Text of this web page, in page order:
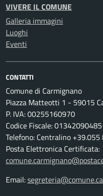
VIVERE IL COMUNE
Galleria immagini
Luoghi
Eventi
CONTATTI
Comune di Carmignano
Piazza Matteotti 1 - 59015
P. IVA: 00255160970
Codice Fiscale: 01342090485
Telefono: Centralino
Posta Elettronica Certificata:
Email: